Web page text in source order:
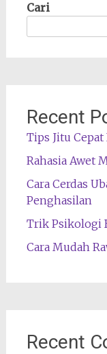
Cari
Recent
Tips Jitu
Rahasia Awet
Cara Cerdas
Penghasilan
Trik Psikologi
Cara Mudah
Recent